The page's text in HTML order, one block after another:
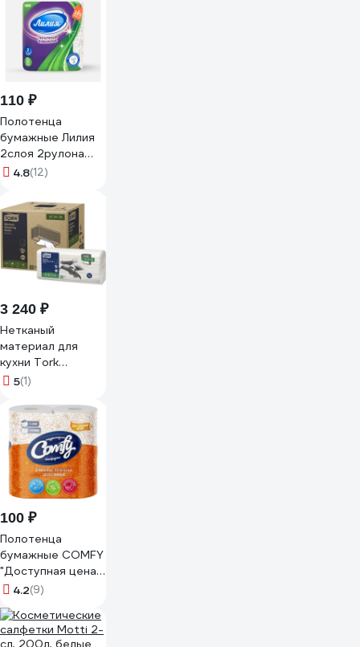
24х24 см, белые,
100 шт 309849
110 ₽
Полотенца
бумажные Лилия
2слоя 2рулона
белый цвет 7570
4.8(12)
3 240 ₽
Нетканый
материал для
кухни Tork
категория
1-слой, белый, 75
шт 473179
5(1)
100 ₽
Полотенца
бумажные COMFY
"Доступная цена"
2-сл. 2 рул./вл.12
4.2(9)